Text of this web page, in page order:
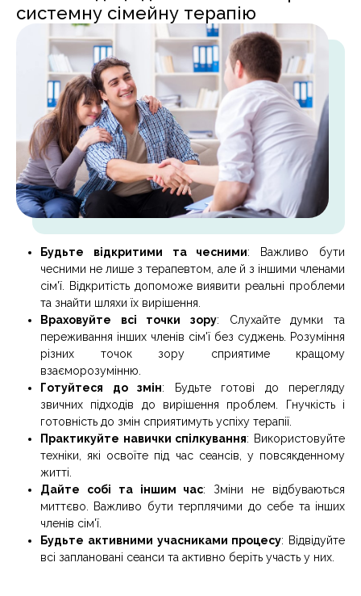
системну сімейну терапію
Будьте відкритими та чесними: Важливо бути
чесними не лише з терапевтом, але й з іншими членами
сім'ї. Відкритість допоможе виявити реальні проблеми
та знайти шляхи їх вирішення.
Враховуйте всі точки зору: Слухайте думки та
переживання інших членів сім'ї без суджень. Розуміння
різних точок зору сприятиме кращому
взаєморозумінню.
Готуйтеся до змін: Будьте готові до перегляду
звичних підходів до вирішення проблем. Гнучкість і
готовність до змін сприятимуть успіху терапії.
Практикуйте навички спілкування: Використовуйте
техніки, які освоїте під час сеансів, у повсякденному
житті.
Дайте собі та іншим час: Зміни не відбуваються
миттєво. Важливо бути терплячими до себе та інших
членів сім'ї.
Будьте активними учасниками процесу: Відвідуйте
всі заплановані сеанси та активно беріть участь у них.